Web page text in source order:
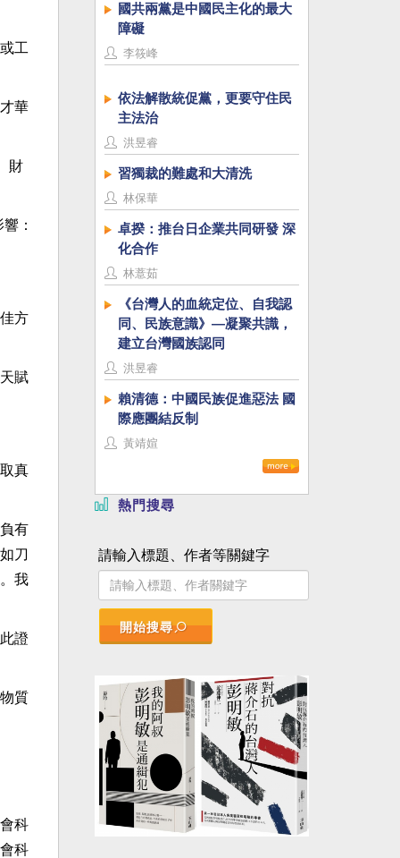
工
華
財
：
方
賦
真
有
刀
我
證
質
科
科
國共兩黨是中國民主化的最大
障礙
李筱峰
依法解散統促黨，更要守住民
主法治
洪昱睿
習獨裁的難處和大清洗
林保華
卓揆：推台日企業共同研發 深
化合作
林薏茹
《台灣人的血統定位、自我認
同、民族意識》—凝聚共識，
建立台灣國族認同
洪昱睿
賴清德：中國民族促進惡法 國
際應團結反制
黃靖媗
熱門搜尋
請輸入標題、作者等關鍵字
開始搜尋